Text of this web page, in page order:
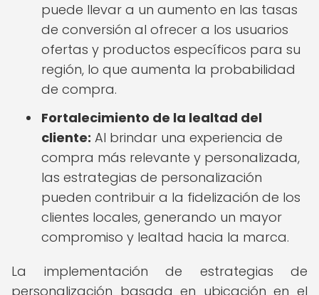
puede llevar a un aumento en las tasas
de conversión al ofrecer a los usuarios
ofertas y productos específicos para su
región, lo que aumenta la probabilidad
de compra.
Fortalecimiento de la lealtad del
cliente: Al brindar una experiencia de
compra más relevante y personalizada,
las estrategias de personalización
pueden contribuir a la fidelización de los
clientes locales, generando un mayor
compromiso y lealtad hacia la marca.
La implementación de estrategias de
personalización basada en ubicación en el